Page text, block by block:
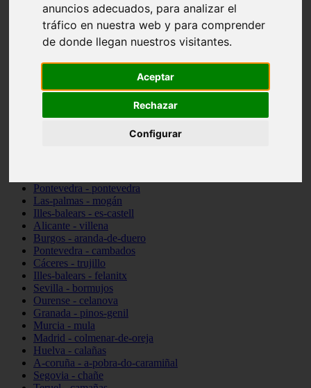
anuncios adecuados, para analizar el
tráfico en nuestra web y para comprender
de donde llegan nuestros visitantes.
Aceptar
Rechazar
Configurar
Almería - roquetas-de-mar
Girona - tossa-de-mar
Barcelona - sant-cugat-del-vallès
Alicante - l39alfàs-del-pi
Barcelona - vilanova-i-la-geltrú
Castellón - peñíscola
Illes-balears - sant-josep-de-sa-talaia
Pontevedra - pontevedra
Las-palmas - mogán
Illes-balears - es-castell
Alicante - villena
Burgos - aranda-de-duero
Pontevedra - cambados
Cáceres - trujillo
Illes-balears - felanitx
Sevilla - bormujos
Ourense - celanova
Granada - pinos-genil
Murcia - mula
Madrid - colmenar-de-oreja
Huelva - calañas
A-coruña - a-pobra-do-caramiñal
Segovia - chañe